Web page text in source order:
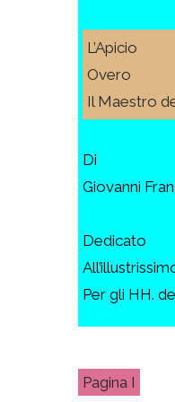
L’Apicio
Overo
Il Maestro
Di
Giovanni
Dedicato
Per gli HH.
I